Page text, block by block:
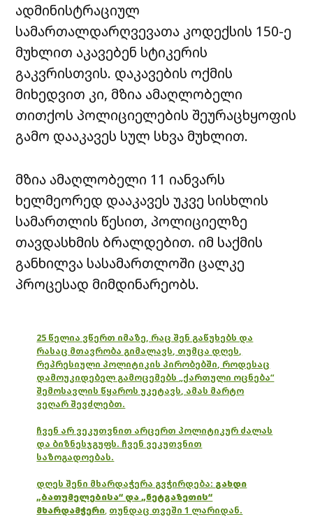
ადმინისტრაციულ
სამართალდარღვევათა კოდექსის 150-ე
მუხლით აკავებენ სტიკერის
გაკვრისთვის. დაკავების ოქმის
მიხედვით კი, მზია ამაღლობელი
თითქოს პოლიციელების შეურაცხყოფის
გამო დააკავეს სულ სხვა მუხლით.
მზია ამაღლობელი 11 იანვარს
ხელმეორედ დააკავეს უკვე სისხლის
სამართლის წესით, პოლიციელზე
თავდასხმის ბრალდებით. იმ საქმის
განხილვა სასამართლოში ცალკე
პროცესად მიმდინარეობს.
25 წელია ვწერთ იმაზე, რაც შენ გაწუხებს და
რასაც მთავრობა გიმალავს, თუმცა დღეს,
რეპრესიული პოლიტიკის პირობებში, როდესაც
დამოუკიდებელ გამოცემებს „ქართული ოცნება“
შემოსავლის წყაროს უკეტავს, ამას მარტო
ვეღარ შევძლებთ.
ჩვენ არ ვეკუთვნით არცერთ პოლიტიკურ ძალას
და ბიზნესჯგუფს. ჩვენ ვეკუთვნით
საზოგადოებას.
დღეს შენი მხარდაჭერა გვჭირდება: გახდი
„ბათუმელებისა“ და „ნეტგაზეთის“
მხარდამჭერი, თუნდაც თვეში 1 ლარიდან.